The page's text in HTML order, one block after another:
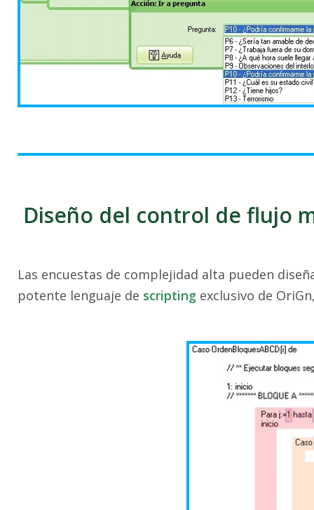
Diseño del control de flujo
Las encuestas de complejidad alta pueden
potente lenguaje de scripting exclusivo de